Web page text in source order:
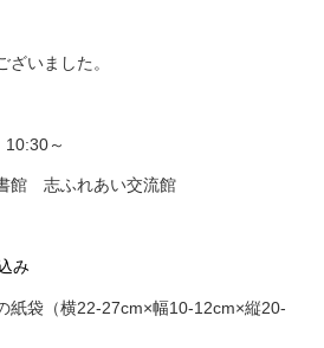
いました。
10:30～
館 志ふれあい交流館
み
紙袋（横22-27cm×幅10-12cm×縦20-